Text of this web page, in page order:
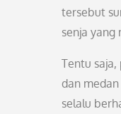
tersebut
senja
Tentu
dan
selalu